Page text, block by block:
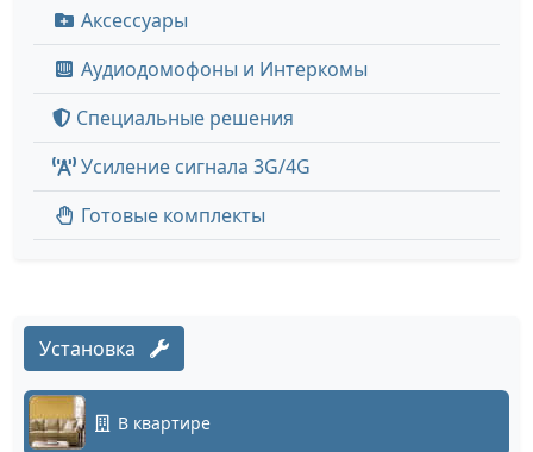
Аксессуары
Аудиодомофоны и Интеркомы
Специальные решения
Усиление сигнала 3G/4G
Готовые комплекты
Установка
В квартире